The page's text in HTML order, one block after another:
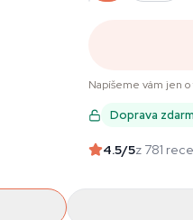
Napíšeme vám jen
Doprava
4.5/5z 781